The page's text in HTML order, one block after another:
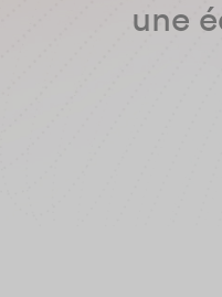
une